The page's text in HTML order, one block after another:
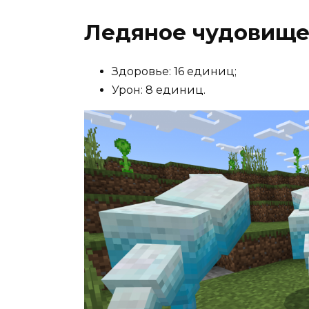
Ледяное чудовище
Здоровье: 16 единиц;
Урон: 8 единиц.